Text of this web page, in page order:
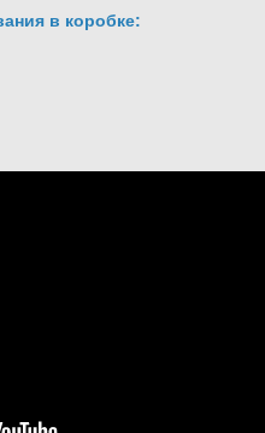
в коробке: